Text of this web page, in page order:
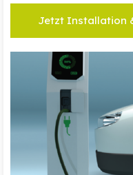
Jetzt Installation